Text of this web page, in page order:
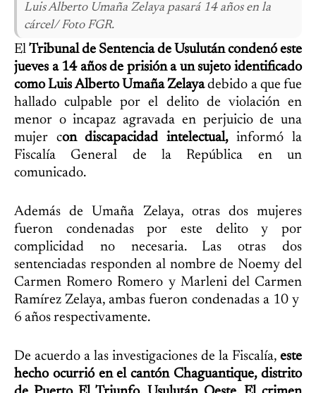
Luis Alberto Umaña Zelaya pasará 14 años en la
cárcel/ Foto FGR.
El Tribunal de Sentencia de Usulután condenó este
jueves a 14 años de prisión a un sujeto identificado
como Luis Alberto Umaña Zelayadebido a que fue
hallado culpable por el delito de violación en
menor o incapaz agravada en perjuicio de una
mujer con discapacidad intelectual,informó la
Fiscalía General de la República en un
comunicado.
Además de Umaña Zelaya, otras dos mujeres
fueron condenadas por este delito y por
complicidad no necesaria. Las otras dos
sentenciadas responden al nombre de Noemy del
Carmen Romero Romero y Marleni del Carmen
Ramírez Zelaya, ambas fueron condenadas a 10 y
6 años respectivamente.
De acuerdo a las investigaciones de la Fiscalía, este
hecho ocurrió en el cantón Chaguantique, distrito